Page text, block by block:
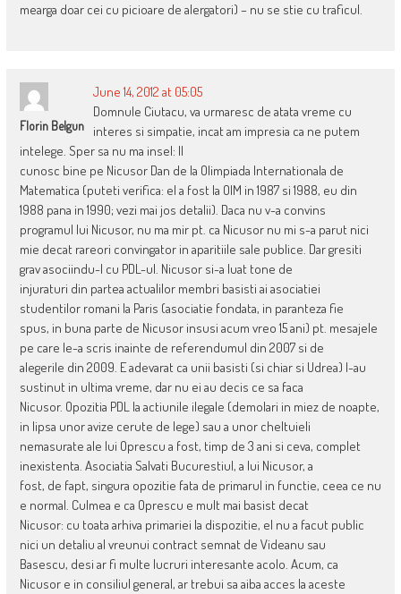
mearga doar cei cu picioare de alergatori) – nu se stie cu traficul.
Florin Belgun
June 14, 2012 at 05:05
Domnule Ciutacu, va urmaresc de atata vreme cu
interes si simpatie, incat am impresia ca ne putem
intelege. Sper sa nu ma insel: Il
cunosc bine pe Nicusor Dan de la Olimpiada Internationala de
Matematica (puteti verifica: el a fost la OIM in 1987 si 1988, eu din
1988 pana in 1990; vezi mai jos detalii). Daca nu v-a convins
programul lui Nicusor, nu ma mir pt. ca Nicusor nu mi s-a parut nici
mie decat rareori convingator in aparitiile sale publice. Dar gresiti
grav asociindu-l cu PDL-ul. Nicusor si-a luat tone de
injuraturi din partea actualilor membri basisti ai asociatiei
studentilor romani la Paris (asociatie fondata, in paranteza fie
spus, in buna parte de Nicusor insusi acum vreo 15 ani) pt. mesajele
pe care le-a scris inainte de referendumul din 2007 si de
alegerile din 2009. E adevarat ca unii basisti (si chiar si Udrea) l-au
sustinut in ultima vreme, dar nu ei au decis ce sa faca
Nicusor. Opozitia PDL la actiunile ilegale (demolari in miez de noapte,
in lipsa unor avize cerute de lege) sau a unor cheltuieli
nemasurate ale lui Oprescu a fost, timp de 3 ani si ceva, complet
inexistenta. Asociatia Salvati Bucurestiul, a lui Nicusor, a
fost, de fapt, singura opozitie fata de primarul in functie, ceea ce nu
e normal. Culmea e ca Oprescu e mult mai basist decat
Nicusor: cu toata arhiva primariei la dispozitie, el nu a facut public
nici un detaliu al vreunui contract semnat de Videanu sau
Basescu, desi ar fi multe lucruri interesante acolo. Acum, ca
Nicusor e in consiliul general, ar trebui sa aiba acces la aceste